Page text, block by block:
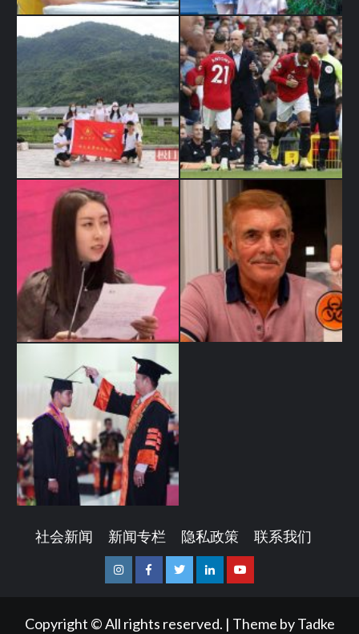
社会新闻 新闻专栏 隐私政策 联系我们
InstagramFacebookTwitterLinkedinYoutube
Copyright © All rights reserved. | Theme byTadke